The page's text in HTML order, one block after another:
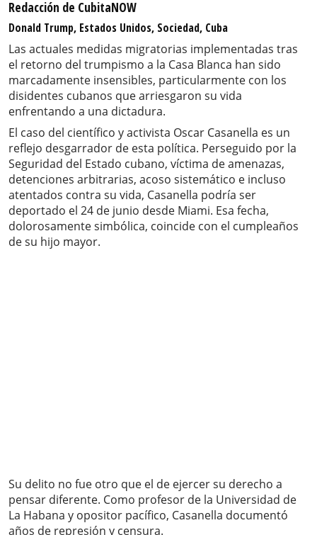
Redacción de CubitaNOW
Donald Trump, Estados Unidos, Sociedad, Cuba
Las actuales medidas migratorias implementadas tras
el retorno del trumpismo a la Casa Blanca han sido
marcadamente insensibles, particularmente con los
disidentes cubanos que arriesgaron su vida
enfrentando a una dictadura.
El caso del científico y activista Oscar Casanella es un
reflejo desgarrador de esta política. Perseguido por la
Seguridad del Estado cubano, víctima de amenazas,
detenciones arbitrarias, acoso sistemático e incluso
atentados contra su vida, Casanella podría ser
deportado el 24 de junio desde Miami. Esa fecha,
dolorosamente simbólica, coincide con el cumpleaños
de su hijo mayor.
Su delito no fue otro que el de ejercer su derecho a
pensar diferente. Como profesor de la Universidad de
La Habana y opositor pacífico, Casanella documentó
años de represión y censura.